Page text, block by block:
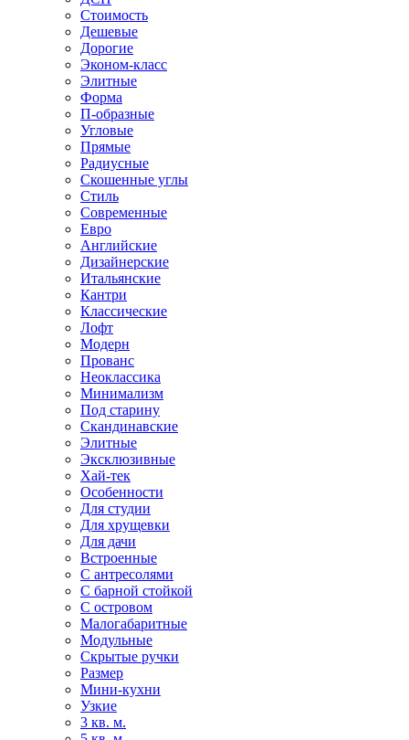
Стоимость
Дешевые
Дорогие
Эконом-класс
Элитные
Форма
П-образные
Угловые
Прямые
Радиусные
Скошенные углы
Стиль
Современные
Евро
Английские
Дизайнерские
Итальянские
Кантри
Классические
Лофт
Модерн
Прованс
Неоклассика
Минимализм
Под старину
Скандинавские
Элитные
Эксклюзивные
Хай-тек
Особенности
Для студии
Для хрущевки
Для дачи
Встроенные
С антресолями
С барной стойкой
С островом
Малогабаритные
Модульные
Скрытые ручки
Размер
Мини-кухни
Узкие
3 кв. м.